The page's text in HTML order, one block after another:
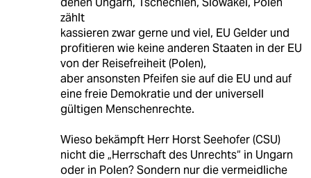
zählt
kassieren zwar gerne und viel, EU Gelder und
profitieren wie keine anderen Staaten in der EU
von der Reisefreiheit (Polen),
aber ansonsten Pfeifen sie auf die EU und auf
eine freie Demokratie und der universell
gültigen Menschenrechte.
Wieso bekämpft Herr Horst Seehofer (CSU)
nicht die „Herrschaft des Unrechts“ in Ungarn
oder in Polen? Sondern nur die vermeidliche